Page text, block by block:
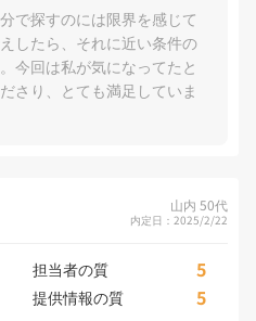
で探すのには限界を感じて
したら、それに近い条件の
今回は私が気になってたと
さり、とても満足していま
山内 50代
内定日：2025/2/22
担当者の質 5
提供情報の質 5